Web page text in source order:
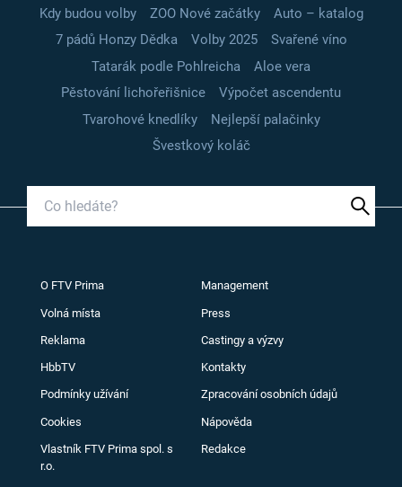
Kdy budou volby
ZOO Nové začátky
Auto – katalog
7 pádů Honzy Dědka
Volby 2025
Svařené víno
Tatarák podle Pohlreicha
Aloe vera
Pěstování lichořeřišnice
Výpočet ascendentu
Tvarohové knedlíky
Nejlepší palačinky
Švestkový koláč
O FTV Prima Management
Volná místa Press
Reklama Castingy a výzvy
HbbTV Kontakty
Podmínky užívání Zpracování osobních údajů
Cookies Nápověda
Vlastník FTV Prima spol. s
r.o.
Redakce